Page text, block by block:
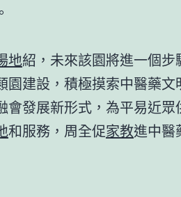
地紹，未來該園將進一個步
園建設，積極摸索中醫藥文
會發展新形式，為平易近眾
和服務，周全促家教進中醫